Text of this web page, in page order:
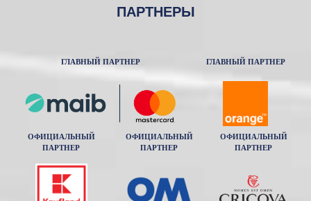
ПАРТНЕРЫ
ГЛАВНЫЙ ПАРТНЕР ГЛАВНЫЙ ПАРТНЕР
ОФИЦИАЛЬНЫЙ
ПАРТНЕР
ОФИЦИАЛЬНЫЙ
ПАРТНЕР
ОФИЦИАЛЬНЫЙ
ПАРТНЕР